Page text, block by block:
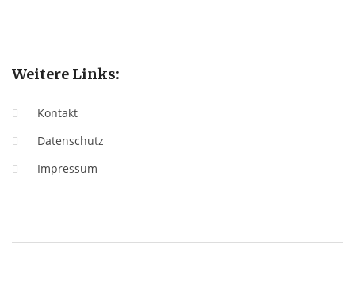
Weitere Links:
Kontakt
Datenschutz
Impressum